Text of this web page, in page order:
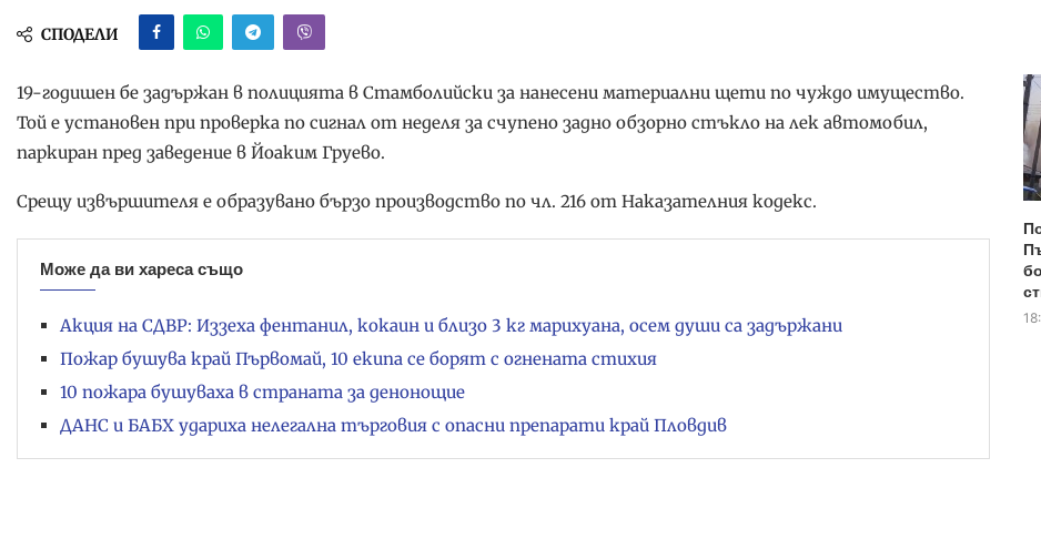
СПОДЕЛИ
19-годишен бе задържан в полицията в Стамболийски за нанесени материални щети по чуждо имущество.
Той е установен при проверка по сигнал от неделя за счупено задно обзорно стъкло на лек автомобил,
паркиран пред заведение в Йоаким Груево.
Срещу извършителя е образувано бързо производство по чл. 216 от Наказателния кодекс.
Може да ви хареса също
Акция на СДВР: Иззеха фентанил, кокаин и близо 3 кг марихуана, осем души са задържани
Пожар бушува край Първомай, 10 екипа се борят с огнената стихия
10 пожара бушуваха в страната за денонощие
ДАНС и БАБХ удариха нелегална търговия с опасни препарати край Пловдив